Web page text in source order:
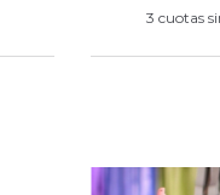
3 cuotas